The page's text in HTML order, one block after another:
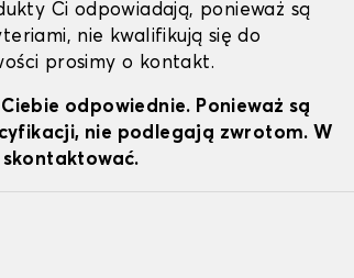
Ci odpowiadają, ponieważ są
nie kwalifikują się do
prosimy o kontakt.
odpowiednie. Ponieważ są
nie podlegają zwrotom. W
skontaktować.